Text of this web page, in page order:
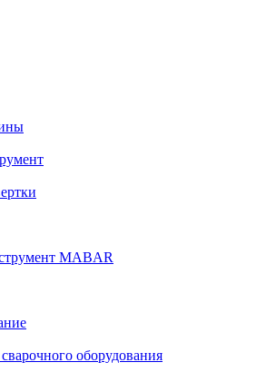
MABAR
оборудования